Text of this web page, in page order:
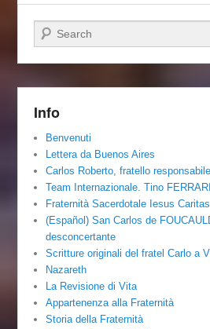
Cerca
Info
Benvenuti
Lettera da Buenos Aires
Carlos Roberto, fratello responsabile
Team Internazionale. Tino FERRARI
Fraternità Sacerdotale Iesus Caritas
(Español) San Carlos de
desconcertante
Scritture originali del fratel Carlo a
Nazareth
La Revisione di Vita
Appartenenza alla Fraternità
Storia della Fraternità